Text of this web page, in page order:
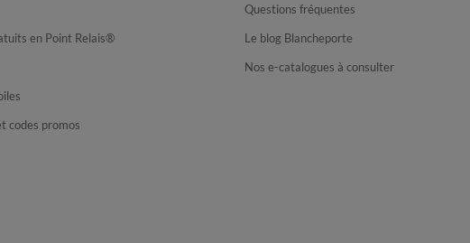
en Point Relais®
codes promos
Questions fréquentes
Le blog Blancheporte
Nos e-catalogues à consulter